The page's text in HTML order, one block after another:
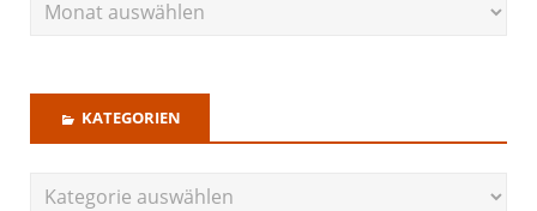
KATEGORIEN